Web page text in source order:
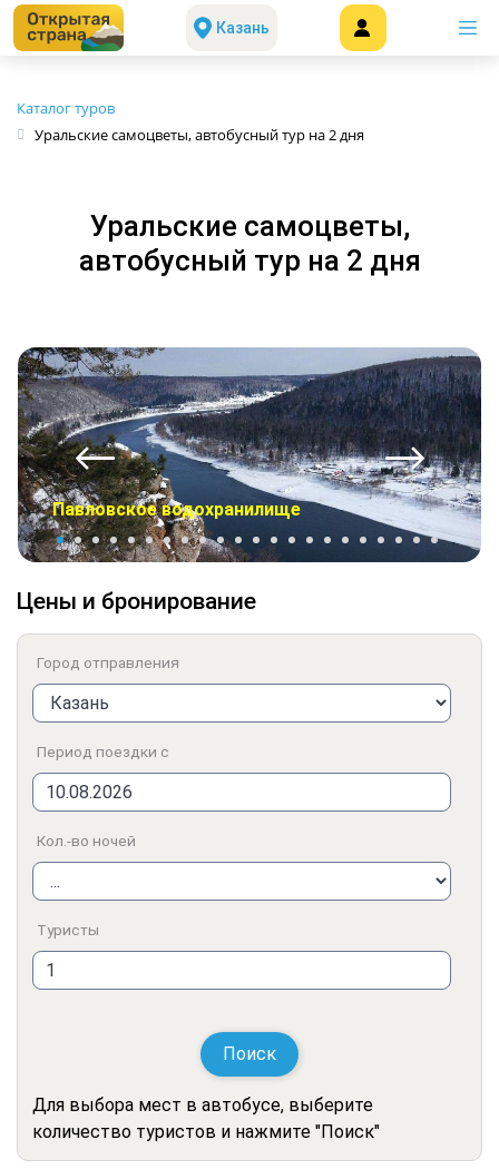
Казань
Каталог туров
Уральские самоцветы, автобусный тур на 2 дня
Уральские самоцветы,
автобусный тур на 2 дня
Павловское водохранилище
Цены и бронирование
Город отправления
Период поездки с
Кол.-во ночей
Туристы
Поиск
Для выбора мест в автобусе, выберите
количество туристов и нажмите "Поиск"